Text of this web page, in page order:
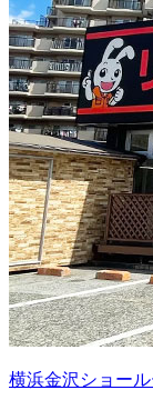
横浜金沢ショール